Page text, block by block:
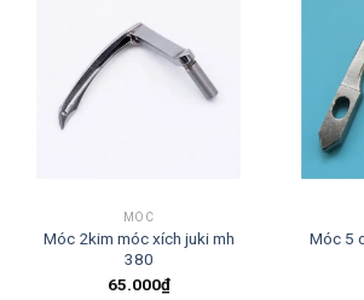
MÓC
Móc 2kim móc xích juki mh
380
65.000₫
Móc 5